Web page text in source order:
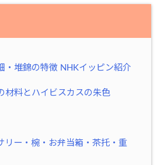
・堆錦の特徴 NHKイッピン紹介
材料とハイビスカスの朱色
リー・椀・お弁当箱・茶托・重